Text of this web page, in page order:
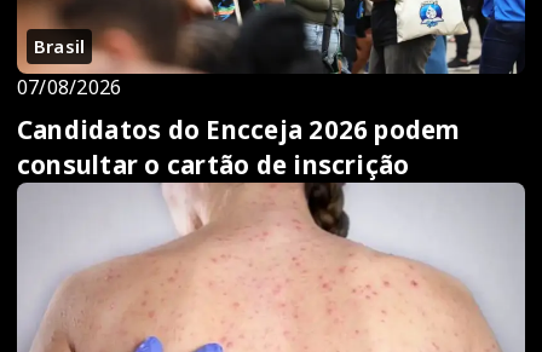
Brasil
07/08/2026
Candidatos do Encceja 2026 podem
consultar o cartão de inscrição